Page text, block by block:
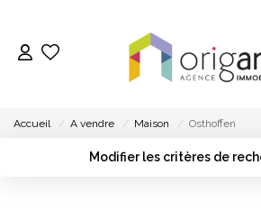
Accueil A vendre Maison Osthoffen
Modifier les critères de